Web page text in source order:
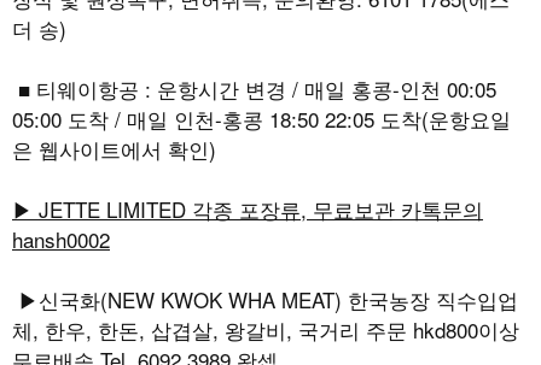
더 송)
■ 티웨이항공 : 운항시간 변경 / 매일 홍콩-인천 00:05
05:00 도착 / 매일 인천-홍콩 18:50 22:05 도착(운항요일
은 웹사이트에서 확인)
▶ JETTE LIMITED 각종 포장류, 무료보관 카톡문의
hansh0002
▶신국화(NEW KWOK WHA MEAT) 한국농장 직수입업
체, 한우, 한돈, 삽겹살, 왕갈비, 국거리 주문 hkd800이상